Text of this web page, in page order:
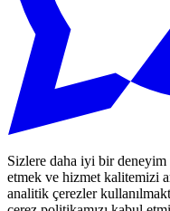
Sizlere daha iyi bir deneyim
etmek ve hizmet kalitemizi
analitik çerezler